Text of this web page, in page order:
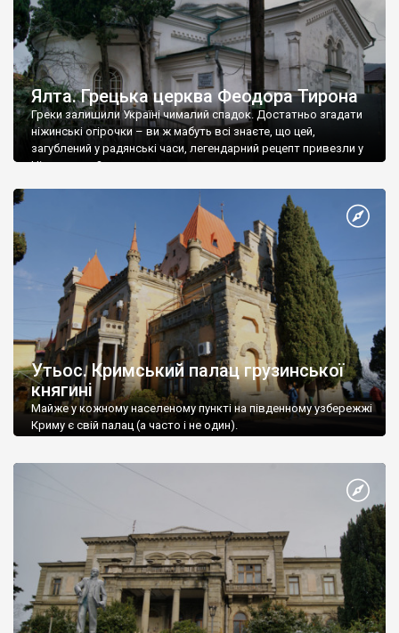
Ялта. Грецька церква Феодора Тирона
Греки залишили Україні чималий спадок. Достатньо згадати
ніжинські огірочки – ви ж мабуть всі знаєте, що цей,
загублений у радянські часи, легендарний рецепт привезли у
Ніжин греки?
Утьос. Кримський палац грузинської
княгині
Майже у кожному населеному пункті на південному узбережжі
Криму є свій палац (а часто і не один).